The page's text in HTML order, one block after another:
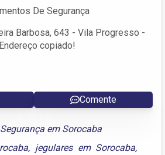
De Segurança
Barbosa, 643 - Vila Progresso -
Endereço copiado!
Comente
em Sorocaba
, jegulares em Sorocaba,